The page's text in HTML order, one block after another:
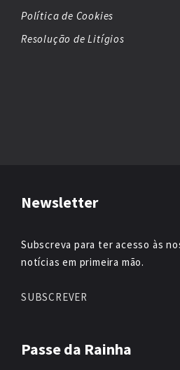
Política de Cookies
Resolução de Litígios
Newsletter
Subscreva para ter acesso às
notícias em primeira mão.
SUBSCREVER
Passe da Rainha